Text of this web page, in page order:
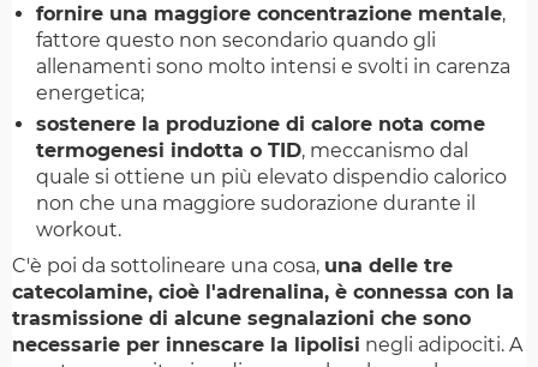
fornire una maggiore concentrazione mentale,
fattore questo non secondario quando gli
allenamenti sono molto intensi e svolti in carenza
energetica;
sostenere la produzione di calore nota come
termogenesi indotta o TID, meccanismo dal
quale si ottiene un più elevato dispendio calorico
non che una maggiore sudorazione durante il
workout.
C'è poi da sottolineare una cosa, una delle tre
catecolamine, cioè l'adrenalina, è connessa con la
trasmissione di alcune segnalazioni che sono
necessarie per innescare la lipolisi negli adipociti. A